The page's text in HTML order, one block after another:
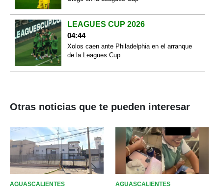
LEAGUES CUP 2026
04:44
Xolos caen ante Philadelphia en el arranque
de la Leagues Cup
Otras noticias que te pueden interesar
AGUASCALIENTES AGUASCALIENTES